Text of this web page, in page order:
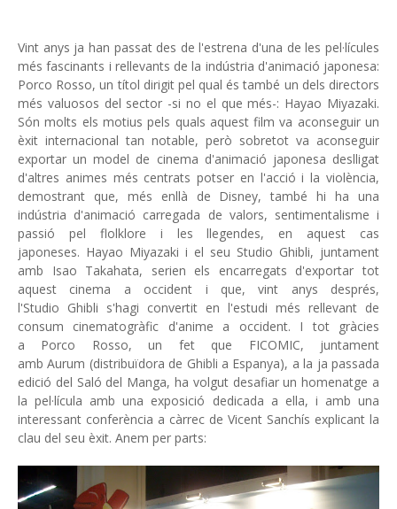
Vint anys ja han passat des de l'estrena d'una de les pel·lícules
més fascinants i rellevants de la indústria d'animació japonesa:
Porco Rosso, un títol dirigit pel qual és també un dels directors
més valuosos del sector -si no el que més-: Hayao Miyazaki.
Són molts els motius pels quals aquest film va aconseguir un
èxit internacional tan notable, però sobretot va aconseguir
exportar un model de cinema d'animació japonesa deslligat
d'altres animes més centrats potser en l'acció i la violència,
demostrant que, més enllà de Disney, també hi ha una
indústria d'animació carregada de valors, sentimentalisme i
passió pel flolklore i les llegendes, en aquest cas
japoneses. Hayao Miyazaki i el seu Studio Ghibli, juntament
amb Isao Takahata, serien els encarregats d'exportar tot
aquest cinema a occident i que, vint anys després,
l'Studio Ghibli s'hagi convertit en l'estudi més rellevant de
consum cinematogràfic d'anime a occident. I tot gràcies
a Porco Rosso, un fet que FICOMIC, juntament
amb Aurum (distribuïdora de Ghibli a Espanya), a la ja passada
edició del Saló del Manga, ha volgut desafiar un homenatge a
la pel·lícula amb una exposició dedicada a ella, i amb una
interessant conferència a càrrec de Vicent Sanchís explicant la
clau del seu èxit. Anem per parts: